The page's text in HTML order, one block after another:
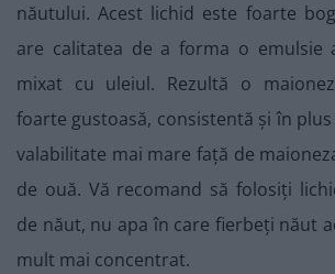
năutului. Acest lichid este foarte
are calitatea de a forma o emulsie
mixat cu uleiul. Rezultă o
foarte gustoasă, consistentă și în
valabilitate mai mare față de
de ouă. Vă recomand să folosiți
de năut, nu apa în care fierbeți năut
mult mai concentrat.